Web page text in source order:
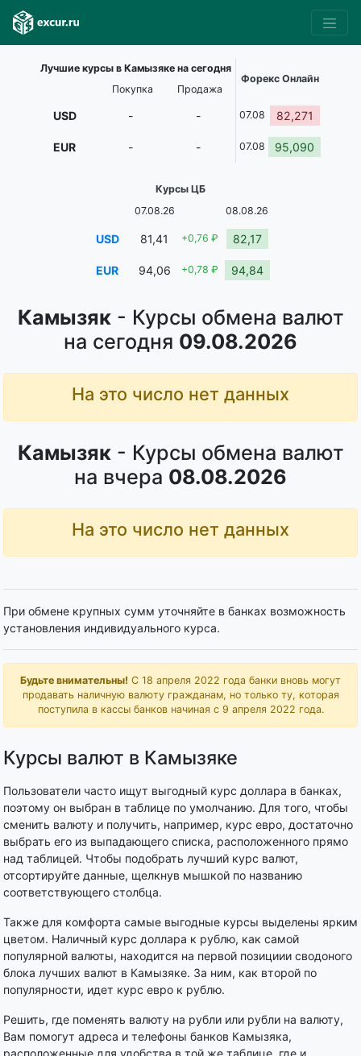
Камызяк- Курсы обмена валют
на сегодня 09.08.2026
На это число нет данных
Камызяк- Курсы обмена валют
на вчера 08.08.2026
На это число нет данных
При обмене крупных сумм уточняйте в банках возможность
установления индивидуального курса.
Будьте внимательны! С 18 апреля 2022 года банки вновь могут
продавать наличную валюту гражданам, но только ту, которая
поступила в кассы банков начиная с 9 апреля 2022 года.
Курсы валют в Камызяке
Пользователи часто ищут выгодный курс доллара в банках,
поэтому он выбран в таблице по умолчанию. Для того, чтобы
сменить валюту и получить, например, курс евро, достаточно
выбрать его из выпадающего списка, расположенного прямо
над таблицей. Чтобы подобрать лучший курс валют,
отсортируйте данные, щелкнув мышкой по названию
соответствующего столбца.
Также для комфорта самые выгодные курсы выделены ярким
цветом. Наличный курс доллара к рублю, как самой
популярной валюты, находится на первой позициии сводоного
блока лучших валют в Камызяке. За ним, как второй по
популярности, идет курс евро к рублю.
Решить, где поменять валюту на рубли или рубли на валюту,
Вам помогут адреса и телефоны банков Камызяка,
расположенные для удобства в той же таблице, где и
Лучшие курсы в Камызяке на сегодня
Форекс Онлайн
Покупка
Продажа
USD - - 07.08 82,271
EUR - - 07.08 95,090
Курсы ЦБ
07.08.26
08.08.26
USD 81,41 +0,76 ₽ 82,17
EUR 94,06 +0,78 ₽ 94,84